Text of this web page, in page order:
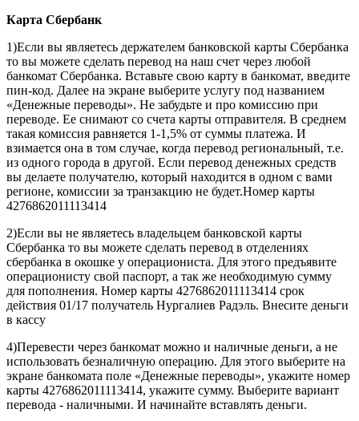
Карта Сбербанк
1)Если вы являетесь держателем банковской карты Сбербанка
то вы можете сделать перевод на наш счет через любой
банкомат Сбербанка. Вставьте свою карту в банкомат, введите
пин-код. Далее на экране выберите услугу под названием
«Денежные переводы». Не забудьте и про комиссию при
переводе. Ее снимают со счета карты отправителя. В среднем
такая комиссия равняется 1-1,5% от суммы платежа. И
взимается она в том случае, когда перевод региональный, т.е.
из одного города в другой. Если перевод денежных средств
вы делаете получателю, который находится в одном с вами
регионе, комиссии за транзакцию не будет.Номер карты
4276862011113414
2)Если вы не являетесь владельцем банковской карты
Сбербанка то вы можете сделать перевод в отделениях
сбербанка в окошке у операциониста. Для этого предъявите
операционисту свой паспорт, а так же необходимую сумму
для пополнения. Номер карты 4276862011113414 срок
действия 01/17 получатель Нургалиев Радэль. Внесите деньги
в кассу
4)Перевести через банкомат можно и наличные деньги, а не
использовать безналичную операцию. Для этого выберите на
экране банкомата поле «Денежные переводы», укажите номер
карты 4276862011113414, укажите сумму. Выберите вариант
перевода - наличными. И начинайте вставлять деньги.